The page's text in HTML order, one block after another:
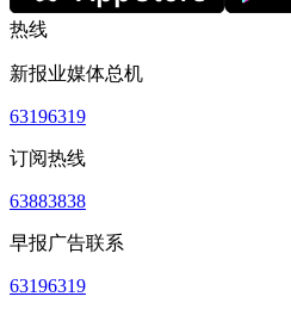
热线
新报业媒体总机
63196319
订阅热线
63883838
早报广告联系
63196319